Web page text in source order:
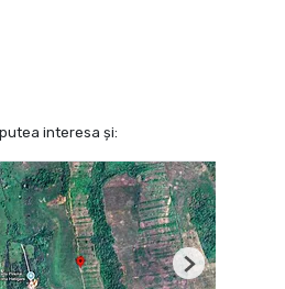
interesa și:
Next